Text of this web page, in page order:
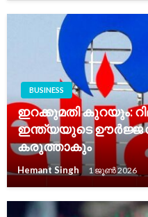
BUSINESS
ഇറക്കുമതി കുറയും:
ഇന്ത്യയുടെ ഊർജ്ജ
കരുത്താകും
Hemant Singh 1 ജൂൺ 2026